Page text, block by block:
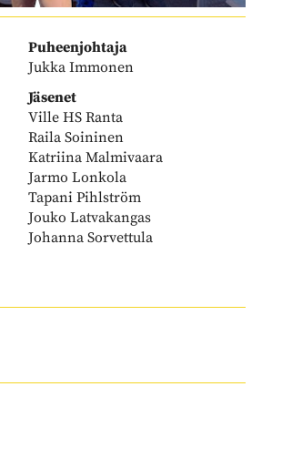
Puheenjohtaja
Jukka Immonen
Jäsenet
Ville HS Ranta
Raila Soininen
Katriina Malmivaara
Jarmo Lonkola
Tapani Pihlström
Jouko Latvakangas
​​​​​​​Johanna Sorvettula